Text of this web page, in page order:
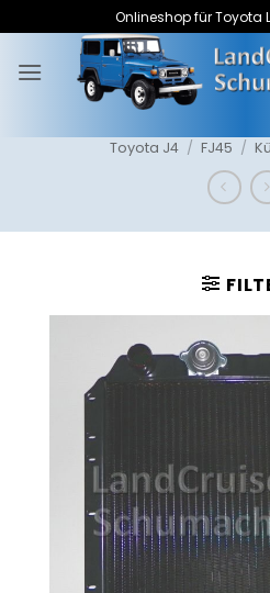
Inhalt
springen
Onlineshop für Toyota
Toyota J4 / FJ45 /